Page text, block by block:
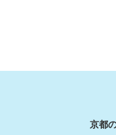
京都